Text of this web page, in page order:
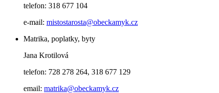
telefon: 318 677 104
e-mail: mistostarosta@obeckamyk.cz
Matrika, poplatky, byty
Jana Krotilová
telefon: 728 278 264, 318 677 129
email: matrika@obeckamyk.cz